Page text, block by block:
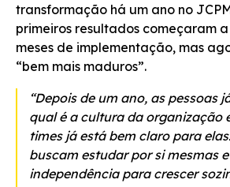
transformação há um ano no
primeiros resultados começaram a
meses de implementação, mas
“bem mais maduros”.
“Depois de um ano, as pessoas
qual é a cultura da organização
times já está bem claro para
buscam estudar por si mesmas
independência para crescer